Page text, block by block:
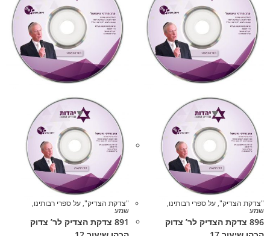
"צדקת הצדיק",על ספרי רבותינו,
שמע
896 צדקת הצדיק לר’ צדוק
"צדקת הצדיק",על ספרי רבותינו,
שמע
891 צדקת הצדיק לר’ צדוק